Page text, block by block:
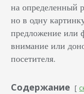
на определенный
но в одну
предложение или
внимание или
посетителя.
Содержание